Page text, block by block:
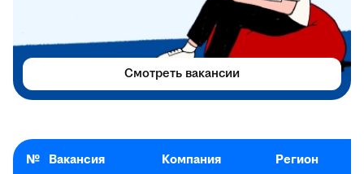
№ Вакансия Компания Регион
Смотреть вакансии